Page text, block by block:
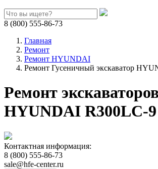
8 (800) 555-86-73
Главная
Ремонт
Ремонт HYUNDAI
Ремонт Гусеничный экскаватор
Ремонт
HYUNDAI R300LC-9
Контактная информация:
8 (800) 555-86-73
sale@hfe-center.ru